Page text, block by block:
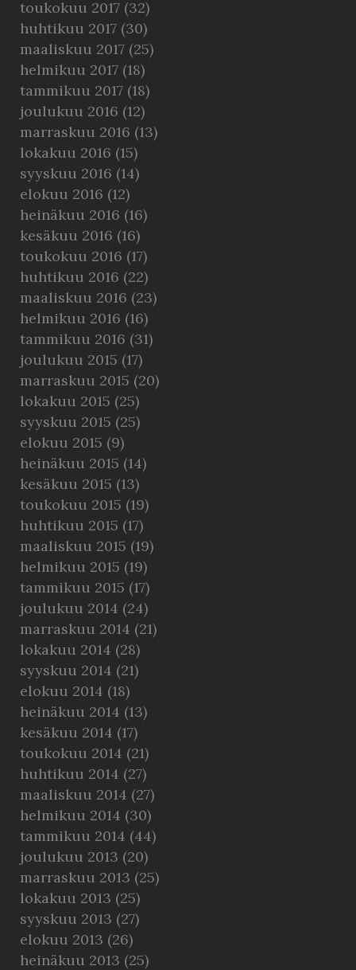
toukokuu 2017 (32)
huhtikuu 2017 (30)
maaliskuu 2017 (25)
helmikuu 2017 (18)
tammikuu 2017 (18)
joulukuu 2016 (12)
marraskuu 2016 (13)
lokakuu 2016 (15)
syyskuu 2016 (14)
elokuu 2016 (12)
heinäkuu 2016 (16)
kesäkuu 2016 (16)
toukokuu 2016 (17)
huhtikuu 2016 (22)
maaliskuu 2016 (23)
helmikuu 2016 (16)
tammikuu 2016 (31)
joulukuu 2015 (17)
marraskuu 2015 (20)
lokakuu 2015 (25)
syyskuu 2015 (25)
elokuu 2015 (9)
heinäkuu 2015 (14)
kesäkuu 2015 (13)
toukokuu 2015 (19)
huhtikuu 2015 (17)
maaliskuu 2015 (19)
helmikuu 2015 (19)
tammikuu 2015 (17)
joulukuu 2014 (24)
marraskuu 2014 (21)
lokakuu 2014 (28)
syyskuu 2014 (21)
elokuu 2014 (18)
heinäkuu 2014 (13)
kesäkuu 2014 (17)
toukokuu 2014 (21)
huhtikuu 2014 (27)
maaliskuu 2014 (27)
helmikuu 2014 (30)
tammikuu 2014 (44)
joulukuu 2013 (20)
marraskuu 2013 (25)
lokakuu 2013 (25)
syyskuu 2013 (27)
elokuu 2013 (26)
heinäkuu 2013 (25)